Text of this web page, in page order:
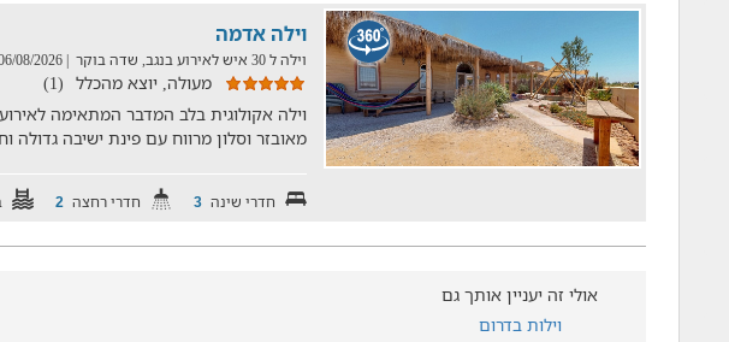
וילה אדמה
וילה ל 30 איש לאירוע בנגב, שדה בוקר | 06/08/2026
מעולה, יוצא מהכלל (1)
מאובזר וסלון מרווח עם פינת ישיבה גדולה
חדרי שינה 3 חדרי רחצה 2
אולי זה יעניין אותך גם
וילות בדרום